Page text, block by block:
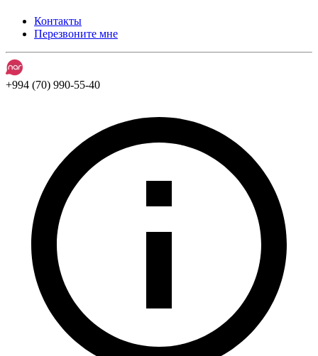
Контакты
Перезвоните мне
+994 (70) 990-55-40